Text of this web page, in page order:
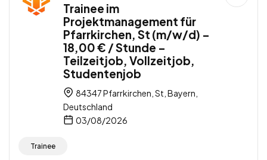
Trainee im
Projektmanagement für
Pfarrkirchen, St (m/w/d) –
18,00 € / Stunde –
Teilzeitjob, Vollzeitjob,
Studentenjob
84347 Pfarrkirchen, St, Bayern,
Deutschland
03/08/2026
Trainee